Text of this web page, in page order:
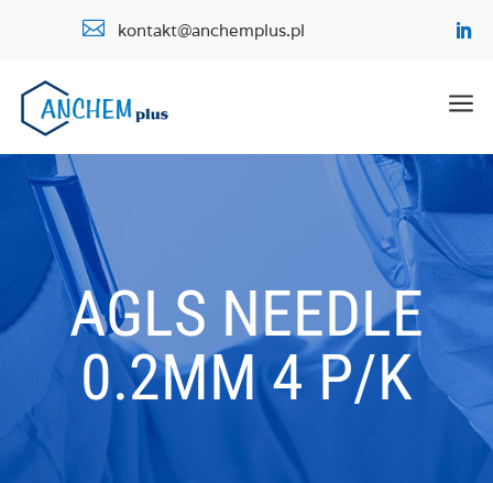
 kontakt@anchemplus.pl
a
AGLS NEEDLE
0.2MM 4 P/K